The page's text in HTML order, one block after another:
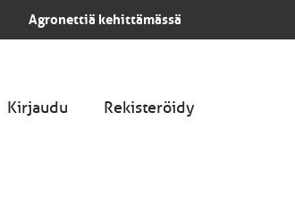
Agronettiä kehittämässä
Kirjaudu Rekisteröidy